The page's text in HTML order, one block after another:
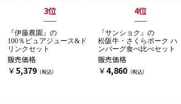
3位
『伊藤農園』の
100％ピュアジュース&ド
リンクセット
販売価格
￥5,379
4位
『サンショク』の
松阪牛・さくらポーク ハ
ンバーグ食べ比べセット
販売価格
￥4,860